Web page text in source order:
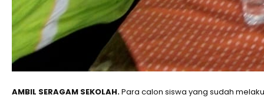
AMBIL SERAGAM SEKOLAH.Para calon siswa yang sudah